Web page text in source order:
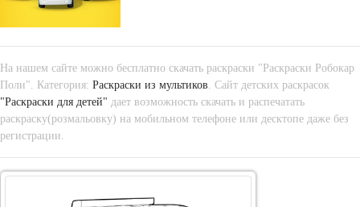
На нашем сайте можно бесплатно скачать раскраски "Раскраски Робокар
Поли". Категория: Раскраски из мультиков. Сайт детских раскрасок
"Раскраски для детей" дает возможность скачать и распечатать
раскраску(розмальовку) на мобильном телефоне или десктопе даже без
регистрации.